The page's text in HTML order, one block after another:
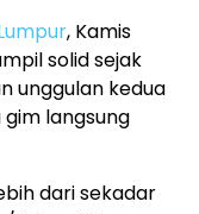
, Kamis
solid sejak
unggulan kedua
langsung
dari sekadar